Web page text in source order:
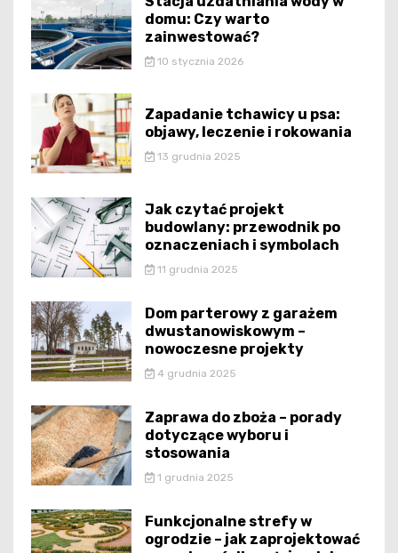
domu: Czy warto
zainwestować?
10 stycznia 2026
Zapadanie tchawicy u psa:
objawy, leczenie i rokowania
13 grudnia 2025
Jak czytać projekt
budowlany: przewodnik po
oznaczeniach i symbolach
11 grudnia 2025
Dom parterowy z garażem
dwustanowiskowym –
nowoczesne projekty
4 grudnia 2025
Zaprawa do zboża – porady
dotyczące wyboru i
stosowania
1 grudnia 2025
Funkcjonalne strefy w
ogrodzie – jak zaprojektować